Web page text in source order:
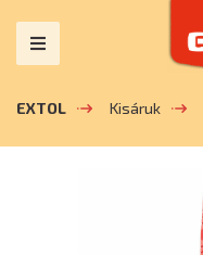
EXTOL Kisáruk